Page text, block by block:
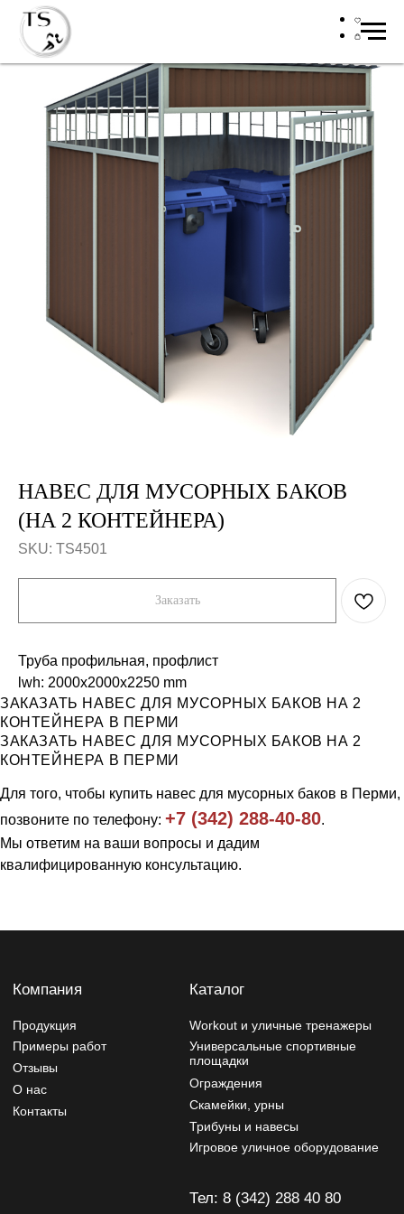
НАВЕС ДЛЯ МУСОРНЫХ БАКОВ
(НА 2 КОНТЕЙНЕРА)
SKU: TS4501
Заказать
Труба профильная, профлист
lwh: 2000x2000x2250 mm
ЗАКАЗАТЬ НАВЕС ДЛЯ МУСОРНЫХ БАКОВ НА 2
КОНТЕЙНЕРА В ПЕРМИ
ЗАКАЗАТЬ НАВЕС ДЛЯ МУСОРНЫХ БАКОВ НА 2
КОНТЕЙНЕРА В ПЕРМИ
Для того, чтобы купить навес для мусорных баков в Перми,
позвоните по телефону: +7 (342) 288-40-80.
Мы ответим на ваши вопросы и дадим
квалифицированную консультацию.
Примеры работ
Отзывы
Контакты
Компания
Трибуны и навесы
Скамейки, урны
Универсальные спортивные
площадки
Игровое уличное оборудование
Каталог
ул. Энергетиков 39к2
производитель может вносить изменения в дизайн и
Разработчик сайта - Фурсина Ксения
Продвижение сайта - "WebSites"